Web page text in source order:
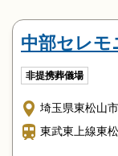
中部セレモ
非提携葬儀場
埼玉県東松山
東武東上線東